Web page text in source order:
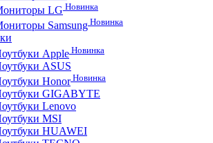
LG Новинка
Samsung Новинка
Apple Новинка
ASUS
HonorНовинка
GIGABYTE
Lenovo
MSI
HUAWEI